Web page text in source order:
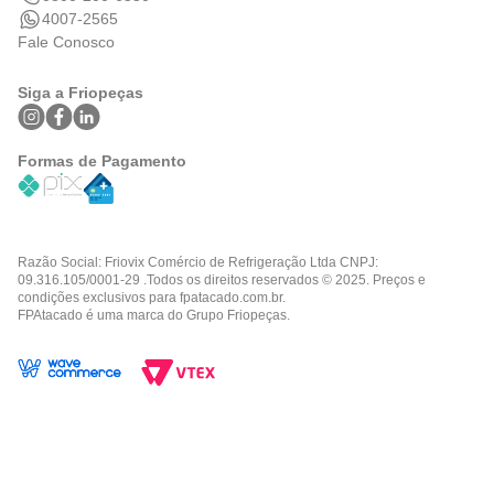
4007-2565
Fale Conosco
Siga a Friopeças
Formas de Pagamento
Razão Social: Friovix Comércio de Refrigeração Ltda CNPJ:
09.316.105/0001-29 .Todos os direitos reservados © 2025. Preços e
condições exclusivos para fpatacado.com.br.
FPAtacado é uma marca do Grupo Friopeças.